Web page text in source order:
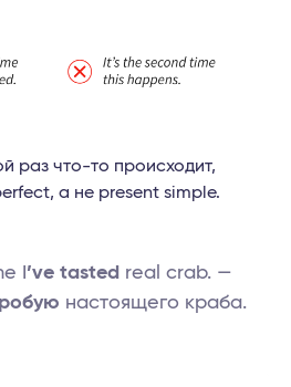
раз что-то происходит,
а не present simple.
I ’ve tasted real crab. —
настоящего краба.